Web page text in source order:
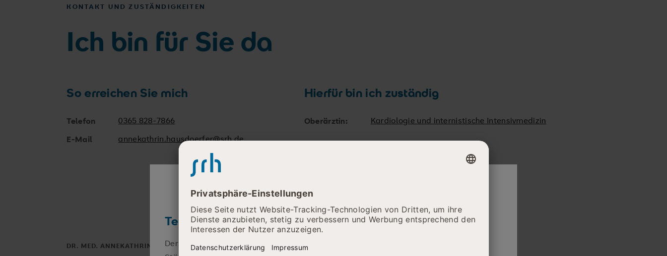
Telefonische Erreichbarkeit eingeschränkt
Derzeit sind wir telefonisch leider nur schwer zu erreichen. Wir arbeiten daran, die
KONTAKT UND ZUSTÄNDIGKEITEN
Ich bin für Sie da
So erreichen Sie mich
Telefon
0365 828-7866
E-Mail
annekathrin.hausdoerfer@srh.de
Hierfür bin ich zuständig
Oberärztin: Kardiologie und internistische Intensivmedizin
DR. MED. ANNEKATHRIN HAUSDÖRFER